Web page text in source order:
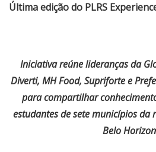
Última edição do PLRS
Iniciativa reúne lideranças da
Diverti, MH Food, Supriforte e
para compartilhar
estudantes de sete municípios
Belo